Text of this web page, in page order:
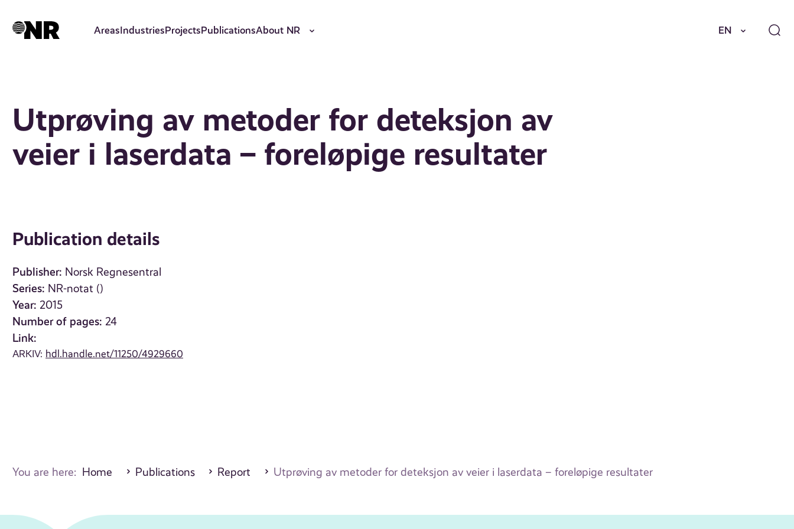
AreasIndustriesProjectsPublicationsAbout NR EN
Utprøving av metoder for deteksjon av
veier i laserdata – foreløpige resultater
Publication details
Publisher: Norsk Regnesentral
Series: NR-notat ()
Year: 2015
Number of pages: 24
Link:
ARKIV: hdl.handle.net/11250/4929660
You are here: Home Publications Report Utprøving av metoder for deteksjon av veier i laserdata – foreløpige resultater